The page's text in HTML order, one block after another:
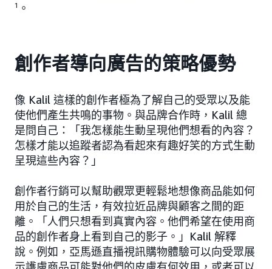
1 。
創作者導向廣告的策略優勢
像 Kalil 這樣的創作者極為了解自己的受眾以及能
使他們產生共鳴的事物。與品牌合作時，Kalil 總
是問自己：「我怎樣能生動呈現他們想看的內容？
怎樣才能以追蹤者認為看起來有趣好笑的方式生動
呈現這些內容？」
創作者行銷可以幫助觀眾更輕鬆地想像商品能如何
用於自己的生活，有效拉近品牌與顧客之間的距
離。「人們只想看到真實內容。他們希望在使用商
品的創作者身上看到自己的影子。」Kalil 解釋
說。例如，亞馬遜直播視訊購物體驗可以向受眾展